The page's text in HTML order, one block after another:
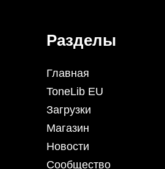
Разделы
Главная
ToneLib EU
Загрузки
Магазин
Новости
Сообщество